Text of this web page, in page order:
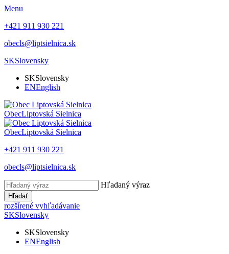
Menu
+421 911 930 221
obecls@liptsielnica.sk
SKSlovensky
SKSlovensky
ENEnglish
ObecLiptovská Sielnica
ObecLiptovská Sielnica
+421 911 930 221
obecls@liptsielnica.sk
Hľadaný výraz
Hľadať
rozšírené vyhľadávanie
SKSlovensky
SKSlovensky
ENEnglish